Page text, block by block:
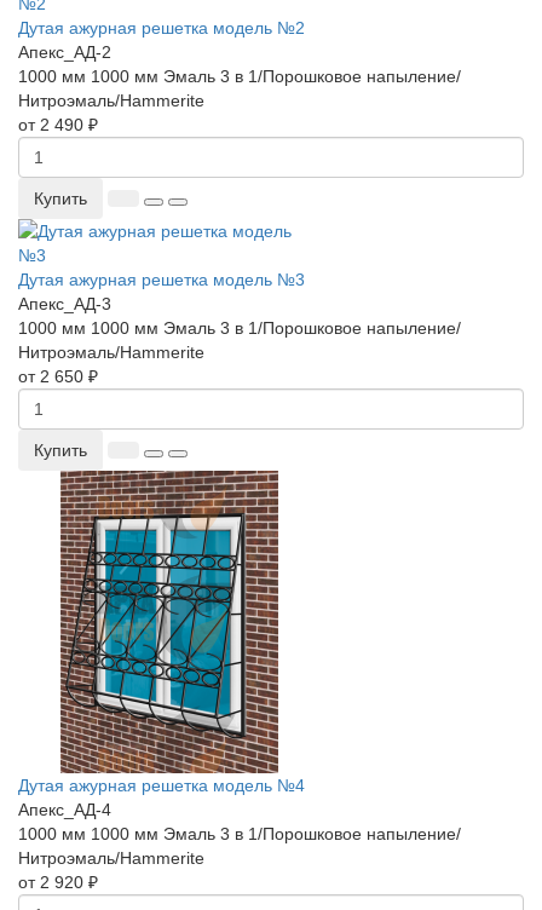
Дутая ажурная решетка модель №2
Апекс_АД-2
1000 мм 1000 мм Эмаль 3 в 1/Порошковое напыление/
Нитроэмаль/Hammerite
от 2 490 ₽
Купить
Дутая ажурная решетка модель №3
Апекс_АД-3
1000 мм 1000 мм Эмаль 3 в 1/Порошковое напыление/
Нитроэмаль/Hammerite
от 2 650 ₽
Купить
Дутая ажурная решетка модель №4
Апекс_АД-4
1000 мм 1000 мм Эмаль 3 в 1/Порошковое напыление/
Нитроэмаль/Hammerite
от 2 920 ₽